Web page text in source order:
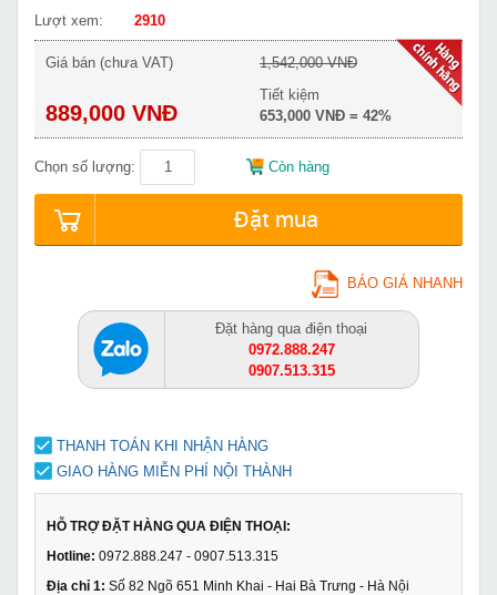
Lượt xem:
2910
Giá bán (chưa VAT)
889,000 VNĐ
1,542,000 VNĐ
Tiết kiệm
653,000 VNĐ = 42%
Chọn số lượng: Còn hàng
Đặt mua
BÁO GIÁ NHANH
Đặt hàng qua điện thoại
0972.888.247
0907.513.315
THANH TOÁN KHI NHẬN HÀNG
GIAO HÀNG MIỄN PHÍ NỘI THÀNH
HỖ TRỢ ĐẶT HÀNG QUA ĐIỆN THOẠI:
Hotline: 0972.888.247 - 0907.513.315
Địa chỉ 1: Số 82 Ngõ 651 Minh Khai - Hai Bà Trưng - Hà Nội